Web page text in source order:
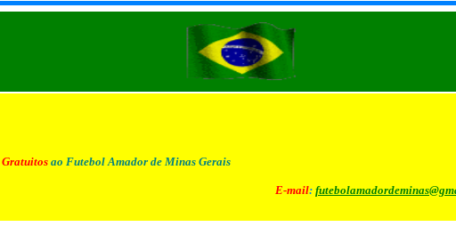
Gratuitos ao Futebol Amador de Minas Gerais
E-mail: